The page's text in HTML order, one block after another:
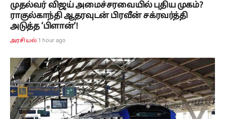
முதல்வர் விஜய் அமைச்சரவையில் புதிய முகம்?
ராகுல்காந்தி ஆதரவுடன் பிரவீன் சக்ரவர்த்தி
அடுத்த ‘பிளான்’!
அரசியல் 1 hour ago